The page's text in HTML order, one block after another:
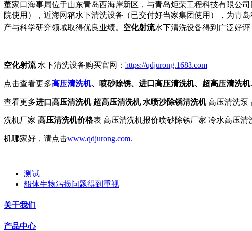
董家口海事局位于山东青岛西海岸新区，与青岛炬荣工程科技有限公
院使用），近海网箱水下清洗设备（已交付好当家集团使用），为青
产与科学研究领域取得优良业绩。 空化射流水下清洗设备得到广泛好
空化射流水下清洗设备购买官网： https://qdjurong.1688.com
点击查看更多高压清洗机、喷砂除锈、进口高压清洗机、超高压清洗
查看更多进口高压清洗机 超高压清洗机 水喷沙除锈清洗机高压清洗泵
洗机厂家 高压清洗机价格表 高压清洗机报价喷砂除锈厂家 冷水高压
机哪家好，请点击www.qdjurong.com.
测试
船体生物污损问题得到重视
关于我们
产品中心